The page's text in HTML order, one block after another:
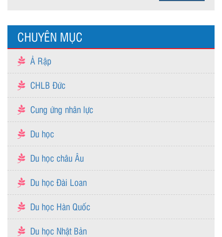
CHUYÊN MỤC
Ả Rập
CHLB Đức
Cung ứng nhân lực
Du học
Du học châu Âu
Du học Đài Loan
Du học Hàn Quốc
Du học Nhật Bản